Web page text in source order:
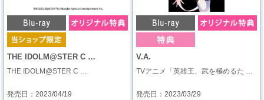
THE IDOLM@STER C …
THE IDOLM@STER C …
発売日：2023/04/19
V.A.
TVアニメ「英雄王、武を極めるた …
発売日：2023/03/29